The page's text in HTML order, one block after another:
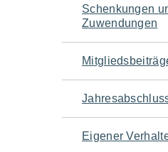
Schenkungen
Zuwendungen
Eigener